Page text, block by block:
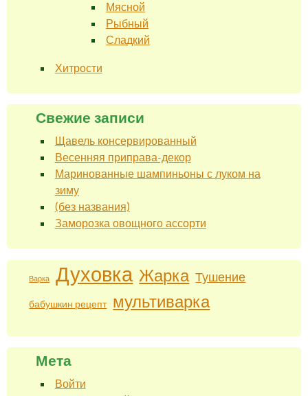
Мясной
Рыбный
Сладкий
Хитрости
Свежие записи
Щавель консервированный
Весенняя приправа-декор
Маринованные шампиньоны с луком на
зиму
(без названия)
Заморозка овощного ассорти
Варка Духовка Жарка Тушение
бабушкин рецепт мультиварка
Мета
Войти